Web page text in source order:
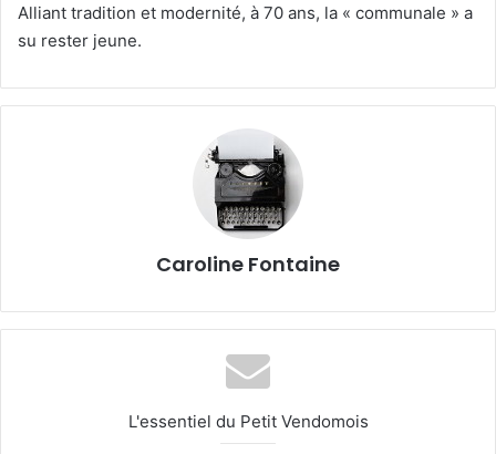
Alliant tradition et modernité, à 70 ans, la « communale » a
su rester jeune.
Caroline Fontaine
L'essentiel du Petit Vendomois